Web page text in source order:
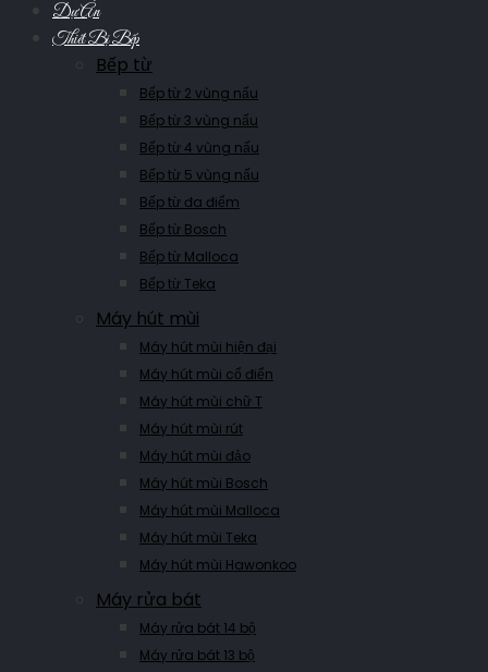
Dự Án
Thiết Bị Bếp
Bếp từ
Bếp từ 2 vùng nấu
Bếp từ 3 vùng nấu
Bếp từ 4 vùng nấu
Bếp từ 5 vùng nấu
Bếp từ đa điểm
Bếp từ Bosch
Bếp từ Malloca
Bếp từ Teka
Máy hút mùi
Máy hút mùi hiện đại
Máy hút mùi cổ điển
Máy hút mùi chữ T
Máy hút mùi rút
Máy hút mùi đảo
Máy hút mùi Bosch
Máy hút mùi Malloca
Máy hút mùi Teka
Máy hút mùi Hawonkoo
Máy rửa bát
Máy rửa bát 14 bộ
Máy rửa bát 13 bộ